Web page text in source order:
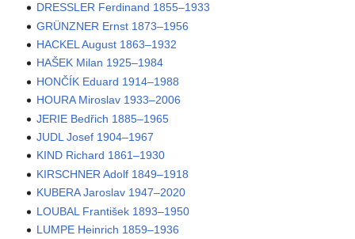
DRESSLER Ferdinand 1855–1933
GRÜNZNER Ernst 1873–1956
HACKEL August 1863–1932
HAŠEK Milan 1925–1984
HONČÍK Eduard 1914–1988
HOURA Miroslav 1933–2006
JERIE Bedřich 1885–1965
JUDL Josef 1904–1967
KIND Richard 1861–1930
KIRSCHNER Adolf 1849–1918
KUBERA Jaroslav 1947–2020
LOUBAL František 1893–1950
LUMPE Heinrich 1859–1936